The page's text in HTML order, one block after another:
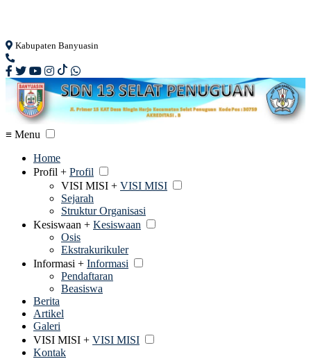
Kabupaten Banyuasin
≡ Menu
Home
Profil + Profil
VISI MISI + VISI MISI
Sejarah
Struktur Organisasi
Kesiswaan + Kesiswaan
Osis
Ekstrakurikuler
Informasi + Informasi
Pendaftaran
Beasiswa
Berita
Artikel
Galeri
VISI MISI + VISI MISI
Kontak